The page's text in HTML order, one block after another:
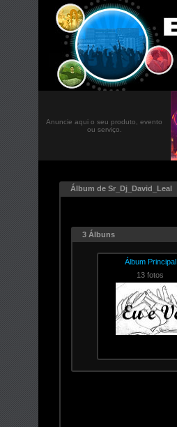
Anuncie aqui o seu produto, evento
ou serviço.
Álbum de Sr_Dj_David_Leal
3 Álbuns
Álbum Principal
13 fotos